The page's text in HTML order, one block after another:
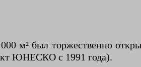
м² был торжественно
ЮНЕСКО с 1991 года).